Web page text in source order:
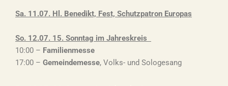
Sa. 11.07. Hl. Benedikt, Fest, Schutzpatron Europas
So. 12.07. 15. Sonntag im Jahreskreis
10:00 – Familienmesse
17:00 – Gemeindemesse, Volks- und Sologesang